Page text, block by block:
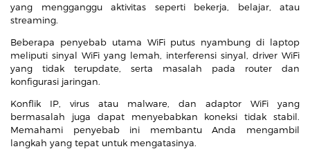
yang mengganggu aktivitas seperti bekerja, belajar, atau
streaming.
Beberapa penyebab utama WiFi putus nyambung di laptop
meliputi sinyal WiFi yang lemah, interferensi sinyal, driver WiFi
yang tidak terupdate, serta masalah pada router dan
konfigurasi jaringan.
Konflik IP, virus atau malware, dan adaptor WiFi yang
bermasalah juga dapat menyebabkan koneksi tidak stabil.
Memahami penyebab ini membantu Anda mengambil
langkah yang tepat untuk mengatasinya.